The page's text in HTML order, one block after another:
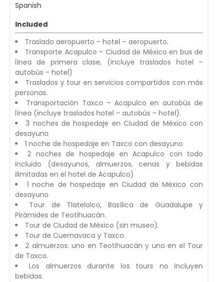
Spanish
Included
Traslado aeropuerto – hotel – aeropuerto.
Transporte Acapulco – Ciudad de México en bus de
línea de primera clase, (incluye traslados hotel –
autobús – hotel)
Traslados y tour en servicios compartidos con más
personas.
Transportación Taxco – Acapulco en autobús de
línea (incluye traslados hotel – autobús – hotel).
3 noches de hospedaje en Ciudad de México con
desayuno
1 noche de hospedaje en Taxco con desayuno
2 noches de hospedaje en Acapulco con todo
incluido (desayunos, almuerzos, cenas y bebidas
ilimitadas en el hotel de Acapulco)
1 noche de hospedaje en Ciudad de México con
desayuno
Tour de Tlatelolco, Basílica de Guadalupe y
Pirámides de Teotihuacán.
Tour de Ciudad de México (sin museo).
Tour de Cuernavaca y Taxco.
2 almuerzos: uno en Teotihuacán y uno en el Tour
de Taxco.
Los almuerzos durante los tours no incluyen
bebidas.